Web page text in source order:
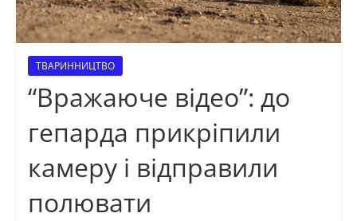
ТВАРИННИЦТВО
“Вражаюче відео”: до
гепарда прикріпили
камеру і відправили
полювати